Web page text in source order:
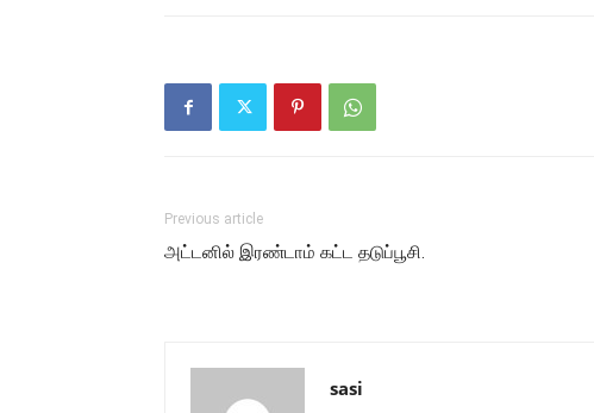
Previous article
அட்டனில் இரண்டாம் கட்ட தடுப்பூசி.
sasi